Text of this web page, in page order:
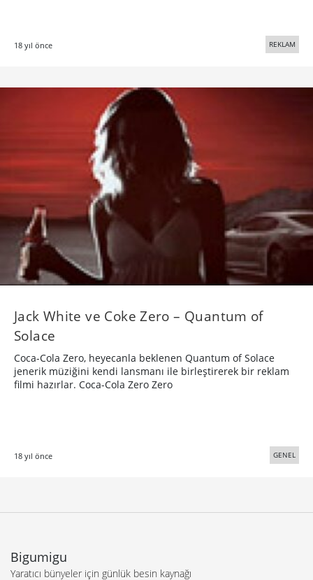
18 yıl önce REKLAM
Jack White ve Coke Zero – Quantum of
Solace
Coca-Cola Zero, heyecanla beklenen Quantum of Solace
jenerik müziğini kendi lansmanı ile birleştirerek bir reklam
filmi hazırlar. Coca-Cola Zero Zero
18 yıl önce GENEL
Bigumigu
Yaratıcı bünyeler için günlük besin kaynağı